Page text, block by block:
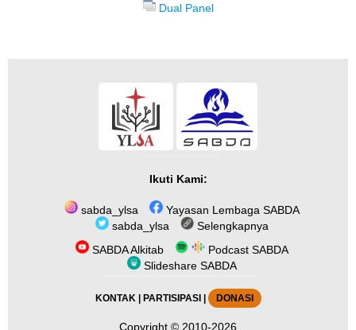
Dual Panel
Ikuti Kami:
sabda_ylsa
Yayasan Lembaga SABDA
sabda_ylsa
Selengkapnya
SABDA Alkitab
Podcast SABDA
Slideshare SABDA
KONTAK| PARTISIPASI DONASI
Copyright © 2010-2026